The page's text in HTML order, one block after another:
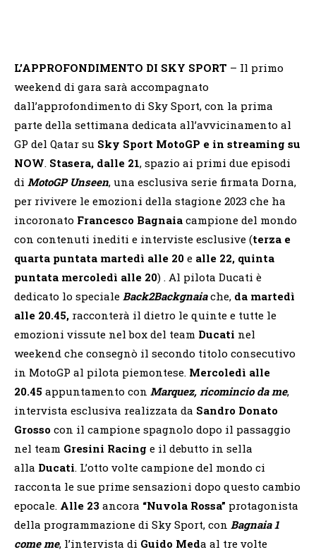
L’APPROFONDIMENTO DI SKY SPORT – Il primo
weekend di gara sarà accompagnato
dall’approfondimento di Sky Sport, con la prima
parte della settimana dedicata all’avvicinamento al
GP del Qatar su Sky Sport MotoGP e in streaming su
NOW. Stasera, dalle 21, spazio ai primi due episodi
di MotoGP Unseen, una esclusiva serie firmata Dorna,
per rivivere le emozioni della stagione 2023 che ha
incoronato Francesco Bagnaia campione del mondo
con contenuti inediti e interviste esclusive (terza e
quarta puntata martedì alle 20 e alle 22, quinta
puntata mercoledì alle 20) . Al pilota Ducati è
dedicato lo speciale Back2Backgnaiache, da martedì
alle 20.45, racconterà il dietro le quinte e tutte le
emozioni vissute nel box del team Ducati nel
weekend che consegnò il secondo titolo consecutivo
in MotoGP al pilota piemontese. Mercoledì alle
20.45 appuntamento con Marquez, ricomincio da me,
intervista esclusiva realizzata da Sandro Donato
Grosso con il campione spagnolo dopo il passaggio
nel team Gresini Racing e il debutto in sella
alla Ducati. L’otto volte campione del mondo ci
racconta le sue prime sensazioni dopo questo cambio
epocale. Alle 23 ancora “Nuvola Rossa” protagonista
della programmazione di Sky Sport, con Bagnaia 1
come me, l’intervista di Guido Meda al tre volte